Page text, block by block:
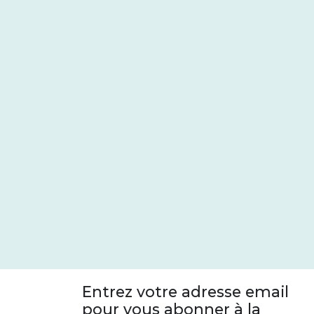
Entrez votre adresse email
pour vous abonner à la